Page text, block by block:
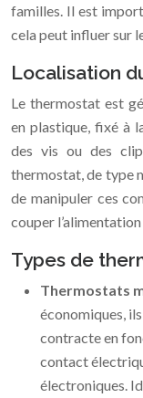
familles. Il est
cela peut influer sur
Localisation
Le thermostat est
en plastique, fixé à
des vis ou des
thermostat, de type
de manipuler ces
couper
Types de
Thermostats
économiques,
contracte en
contact
électroniques.